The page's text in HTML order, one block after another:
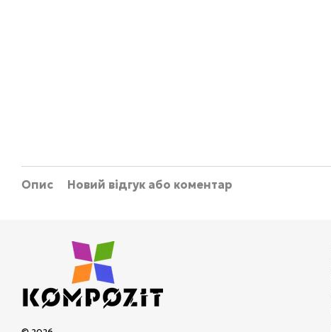
Опис Новий відгук або коментар